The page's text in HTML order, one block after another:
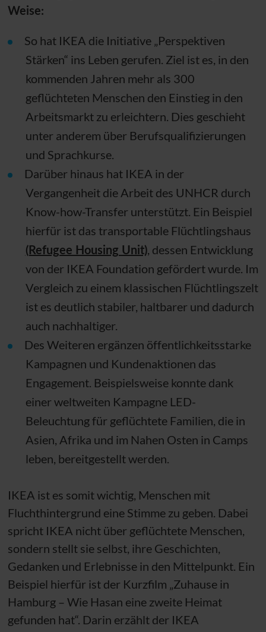
Weise:
So hat IKEA die Initiative „Perspektiven
Stärken“ ins Leben gerufen. Ziel ist es, in den
kommenden Jahren mehr als 300
geflüchteten Menschen den Einstieg in den
Arbeitsmarkt zu erleichtern. Dies geschieht
unter anderem über Berufsqualifizierungen
und Sprachkurse.
Darüber hinaus hat IKEA in der
Vergangenheit die Arbeit des UNHCR durch
Know-how-Transfer unterstützt. Ein Beispiel
hierfür ist das transportable Flüchtlingshaus
(Refugee Housing Unit), dessen Entwicklung
von der IKEA Foundation gefördert wurde. Im
Vergleich zu einem klassischen Flüchtlingszelt
ist es deutlich stabiler, haltbarer und dadurch
auch nachhaltiger.
Des Weiteren ergänzen öffentlichkeitsstarke
Kampagnen und Kundenaktionen das
Engagement. Beispielsweise konnte dank
einer weltweiten Kampagne LED-
Beleuchtung für geflüchtete Familien, die in
Asien, Afrika und im Nahen Osten in Camps
leben, bereitgestellt werden.
IKEA ist es somit wichtig, Menschen mit
Fluchthintergrund eine Stimme zu geben. Dabei
spricht IKEA nicht über geflüchtete Menschen,
sondern stellt sie selbst, ihre Geschichten,
Gedanken und Erlebnisse in den Mittelpunkt. Ein
Beispiel hierfür ist der Kurzfilm „Zuhause in
Hamburg – Wie Hasan eine zweite Heimat
gefunden hat“. Darin erzählt der IKEA